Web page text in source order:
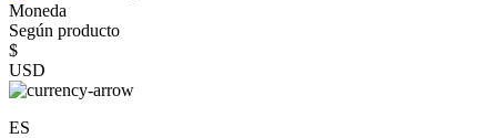
Moneda
Según producto
$
USD
ES